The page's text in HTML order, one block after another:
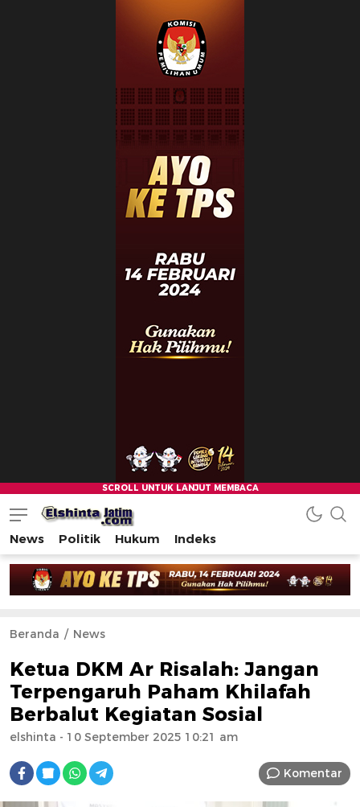
News Politik Hukum Indeks
Beranda News
Ketua DKM Ar Risalah: Jangan
Terpengaruh Paham Khilafah
Berbalut Kegiatan Sosial
elshinta - 10 September 2025 10:21 am
Komentar